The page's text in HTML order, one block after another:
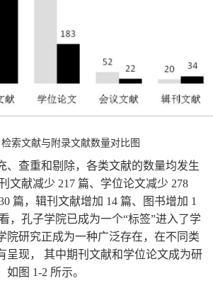
索文献与附录文献数量对比图
、查重和剔除，各类文献的数量均发生
文献减少 217 篇、学位论文减少 278
篇，辑刊文献增加 14 篇、图书增加 1
，孔子学院已成为一个“标签”进入了学
院研究正成为一种广泛存在，在不同类
呈现， 其中期刊文献和学位论文成为研
图 1-2 所示。